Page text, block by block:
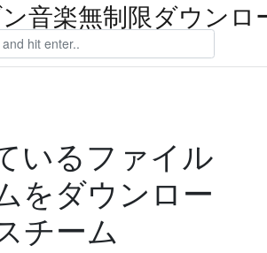
音楽無制限ダウンロ
いるファイル
をダウンロー
チーム